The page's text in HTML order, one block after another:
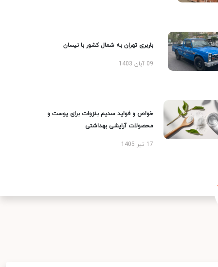
باربری تهران به شمال کشور با نیسان
09 آبان 1403
خواص و فواید سدیم بنزوات برای پوست و
محصولات آرایشی بهداشتی
17 تیر 1405